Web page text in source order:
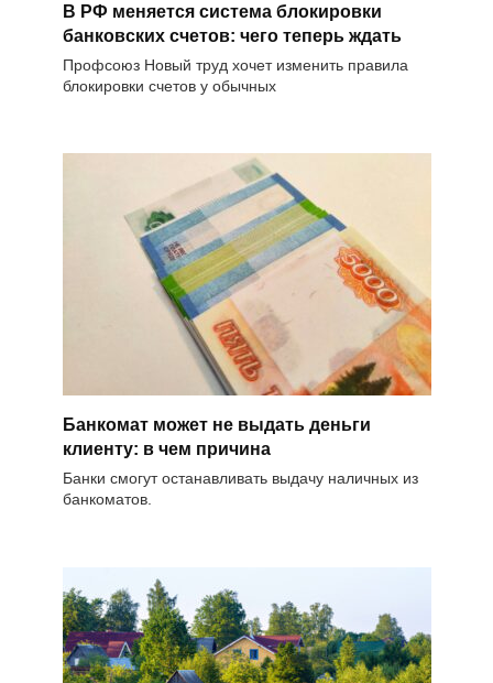
В РФ меняется система блокировки
банковских счетов: чего теперь ждать
Профсоюз Новый труд хочет изменить правила
блокировки счетов у обычных
Банкомат может не выдать деньги
клиенту: в чем причина
Банки смогут останавливать выдачу наличных из
банкоматов.